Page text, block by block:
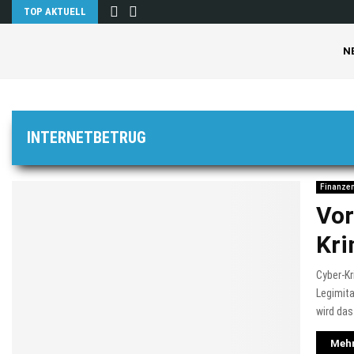
TOP AKTUELL
INTERNETBETRUG
Cyber-
wird